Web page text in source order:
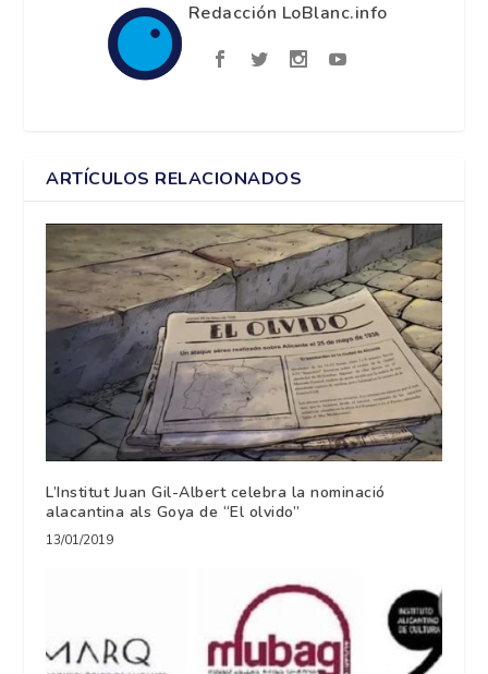
Redacción LoBlanc.info
ARTÍCULOS RELACIONADOS
L’Institut Juan Gil-Albert celebra la nominació
alacantina als Goya de “El olvido”
13/01/2019